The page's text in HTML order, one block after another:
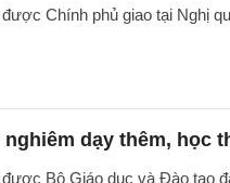
Chính phủ giao tại Nghị
dạy thêm, học
Bộ Giáo dục và Đào tạo